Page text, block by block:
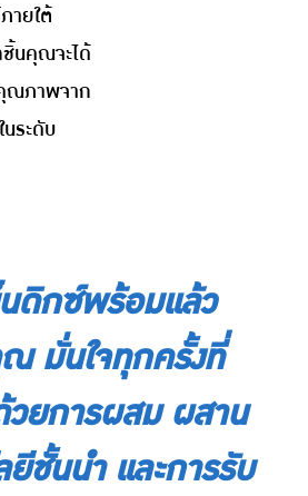
ายใต้
นคุณจะได้
ภาพจาก
ระดับ
นดิกซ์พร้อมแล้ว
มั่นใจทุกครั้งที่
วยการผสม ผสาน
ยีชั้นนำ และการรับ